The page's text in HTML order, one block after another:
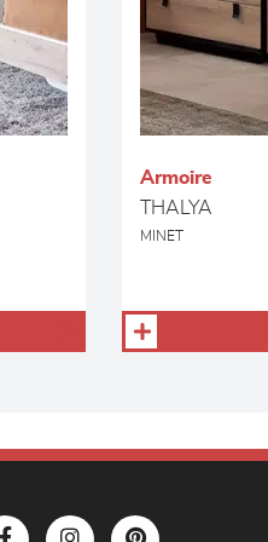
Armoire
THALYA
MINET